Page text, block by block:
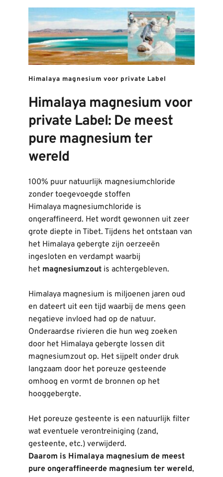
Himalaya magnesium voor private Label
Himalaya magnesium voor
private Label: De meest
pure magnesium ter
wereld
100% puur natuurlijk magnesiumchloride
zonder toegevoegde stoffen
Himalaya magnesiumchloride is
ongeraffineerd. Het wordt gewonnen uit zeer
grote diepte in Tibet. Tijdens het ontstaan van
het Himalaya gebergte zijn oerzeeën
ingesloten en verdampt waarbij
het magnesiumzout is achtergebleven.
Himalaya magnesium is miljoenen jaren oud
en dateert uit een tijd waarbij de mens geen
negatieve invloed had op de natuur.
Onderaardse rivieren die hun weg zoeken
door het Himalaya gebergte lossen dit
magnesiumzout op. Het sijpelt onder druk
langzaam door het poreuze gesteende
omhoog en vormt de bronnen op het
hooggebergte.
Het poreuze gesteente is een natuurlijk filter
wat eventuele verontreiniging (zand,
gesteente, etc.) verwijderd.
Daarom is Himalaya magnesium de meest
pure ongeraffineerde magnesium ter wereld,